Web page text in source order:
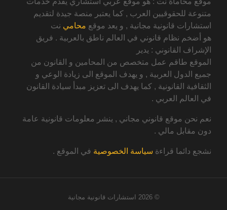
متنوعة للحقوقيين العرب , كما يعتبر منصة جيدة لتقديم
استشارات قانونية مجانية , و يعد موقع محامي نت
هو أضخم نظام قانوني في العالم ناطق بالعربية . فريق
الإشراف القانوني : يدير
الموقع طاقم عمل متخصص من المحامين و القانون من
جميع الدول العربية , و يهدف الموقع الى زيادة الوعي و
الثقافية القانونية , كما يهدف الى تعزيز مبدأ سيادة القانون
في العالم العربي .
نعم نحن موقع قانوني مجاني , ينشر معلومات قانونية عامة
دون مقابل مالي .
نشجع دائما قراءة سياسة الخصوصية في الموقع .
© 2026 استشارات قانونية مجانية